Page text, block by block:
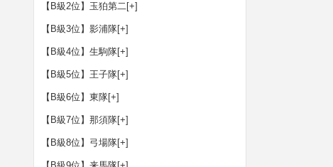
【B級2位】玉狛第二[+]
【B級3位】影浦隊[+]
【B級4位】生駒隊[+]
【B級5位】王子隊[+]
【B級6位】東隊[+]
【B級7位】那須隊[+]
【B級8位】弓場隊[+]